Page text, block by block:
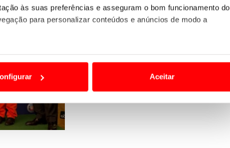
às suas preferências e asseguram o bom funcionamento do
para personalizar conteúdos e anúncios de modo a
conteúdos e anúncios, para lhe proporcionar
dados de navegação no nosso website.
do nosso site de publicidade e de análise, com parceiros
Aceitar